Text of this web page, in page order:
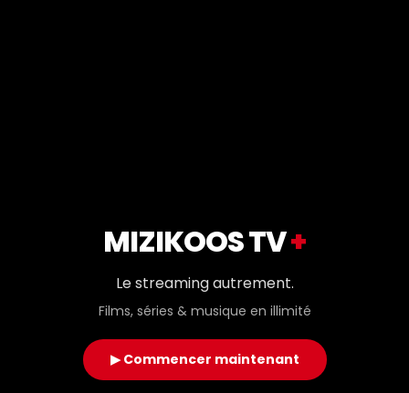
MIZIKOOS TV+
Le streaming autrement.
Films, séries & musique en illimité
▶ Commencer maintenant